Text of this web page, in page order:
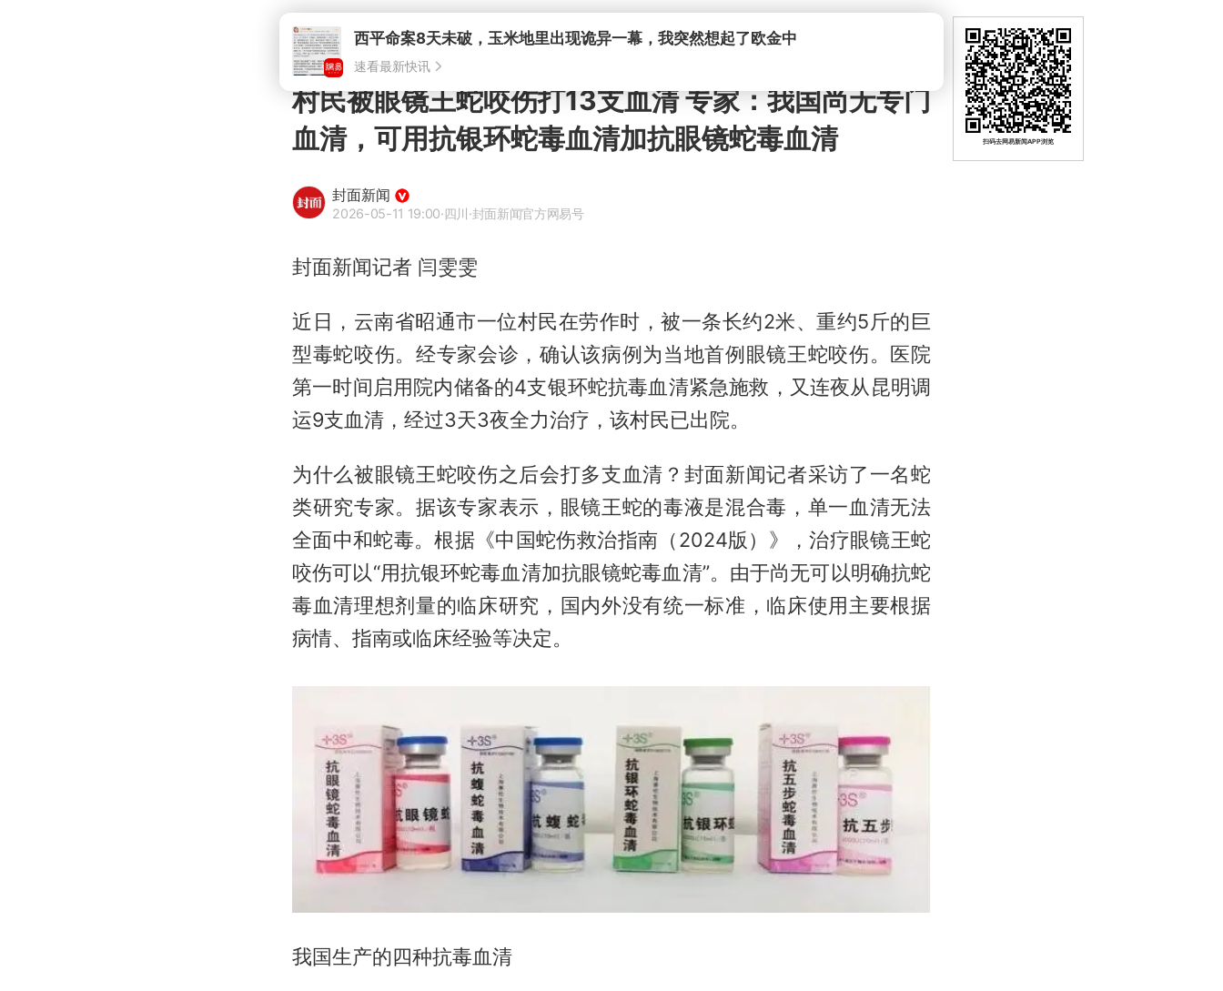
村民被眼镜王蛇咬伤打13支血清 专家：我国尚无专门
血清，可用抗银环蛇毒血清加抗眼镜蛇毒血清
封面新闻
2026-05-11 19:00·四川·封面新闻官方网易号
封面新闻记者 闫雯雯
近日，云南省昭通市一位村民在劳作时，被一条长约2米、重约5斤的巨
型毒蛇咬伤。经专家会诊，确认该病例为当地首例眼镜王蛇咬伤。医院
第一时间启用院内储备的4支银环蛇抗毒血清紧急施救，又连夜从昆明调
运9支血清，经过3天3夜全力治疗，该村民已出院。
为什么被眼镜王蛇咬伤之后会打多支血清？封面新闻记者采访了一名蛇
类研究专家。据该专家表示，眼镜王蛇的毒液是混合毒，单一血清无法
全面中和蛇毒。根据《中国蛇伤救治指南（2024版）》，治疗眼镜王蛇
咬伤可以“用抗银环蛇毒血清加抗眼镜蛇毒血清”。由于尚无可以明确抗蛇
毒血清理想剂量的临床研究，国内外没有统一标准，临床使用主要根据
病情、指南或临床经验等决定。
我国生产的四种抗毒血清
扫码去网易新闻APP浏览